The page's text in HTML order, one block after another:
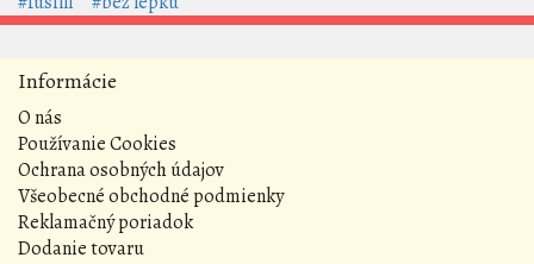
Informácie
O nás
Používanie Cookies
Ochrana osobných údajov
Všeobecné obchodné podmienky
Reklamačný poriadok
Dodanie tovaru